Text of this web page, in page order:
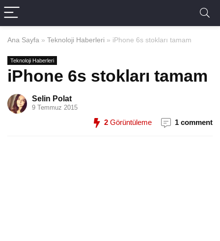
Ana Sayfa » Teknoloji Haberleri » iPhone 6s stokları tamam
Teknoloji Haberleri
iPhone 6s stokları tamam
Selin Polat
9 Temmuz 2015
2 Görüntüleme 1 comment